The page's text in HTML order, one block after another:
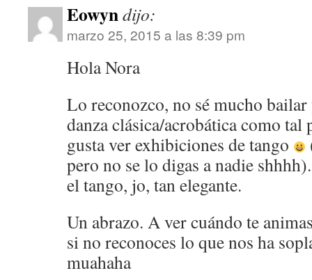
Eowyndijo:
marzo 25, 2015 a las 8:39 pm
Hola Nora
Lo reconozco, no sé mucho bailar
danza clásica/acrobática como
gusta ver exhibiciones de tango
pero no se lo digas a nadie
el tango, jo, tan elegante.
Un abrazo. A ver cuándo te
si no reconoces lo que nos ha
muahaha